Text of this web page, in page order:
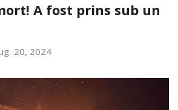
A fost prins sub un
20, 2024